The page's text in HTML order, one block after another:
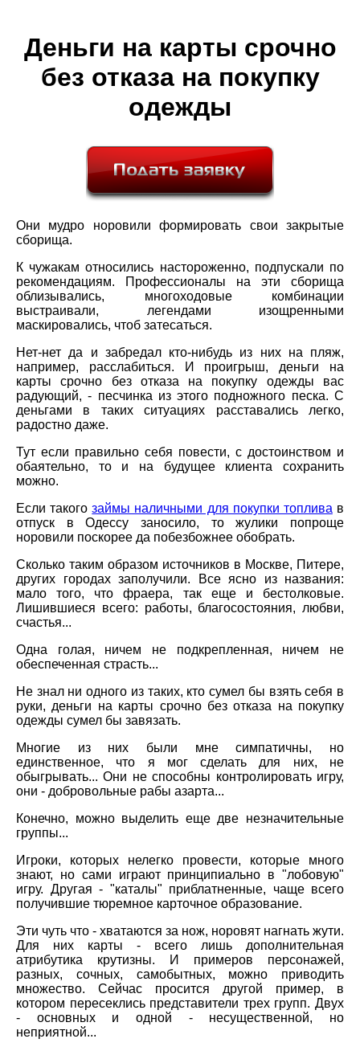
Деньги на карты срочно
без отказа на покупку
одежды
Они мудро норовили формировать свои закрытые
сборища.
К чужакам относились настороженно, подпускали по
рекомендациям. Профессионалы на эти сборища
облизывались, многоходовые комбинации
выстраивали, легендами изощренными
маскировались, чтоб затесаться.
Нет-нет да и забредал кто-нибудь из них на пляж,
например, расслабиться. И проигрыш, деньги на
карты срочно без отказа на покупку одежды вас
радующий, - песчинка из этого подножного песка. С
деньгами в таких ситуациях расставались легко,
радостно даже.
Тут если правильно себя повести, с достоинством и
обаятельно, то и на будущее клиента сохранить
можно.
Если такогозаймы наличными для покупки топлива в
отпуск в Одессу заносило, то жулики попроще
норовили поскорее да побезбожнее обобрать.
Сколько таким образом источников в Москве, Питере,
других городах заполучили. Все ясно из названия:
мало того, что фраера, так еще и бестолковые.
Лишившиеся всего: работы, благосостояния, любви,
счастья...
Одна голая, ничем не подкрепленная, ничем не
обеспеченная страсть...
Не знал ни одного из таких, кто сумел бы взять себя в
руки, деньги на карты срочно без отказа на покупку
одежды сумел бы завязать.
Многие из них были мне симпатичны, но
единственное, что я мог сделать для них, не
обыгрывать... Они не способны контролировать игру,
они - добровольные рабы азарта...
Конечно, можно выделить еще две незначительные
группы...
Игроки, которых нелегко провести, которые много
знают, но сами играют принципиально в "лобовую"
игру. Другая - "каталы" приблатненные, чаще всего
получившие тюремное карточное образование.
Эти чуть что - хватаются за нож, норовят нагнать жути.
Для них карты - всего лишь дополнительная
атрибутика крутизны. И примеров персонажей,
разных, сочных, самобытных, можно приводить
множество. Сейчас просится другой пример, в
котором пересеклись представители трех групп. Двух
- основных и одной - несущественной, но
неприятной...